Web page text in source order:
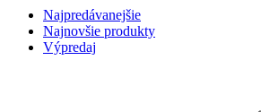
Najpredávanejšie
Najnovšie produkty
Výpredaj